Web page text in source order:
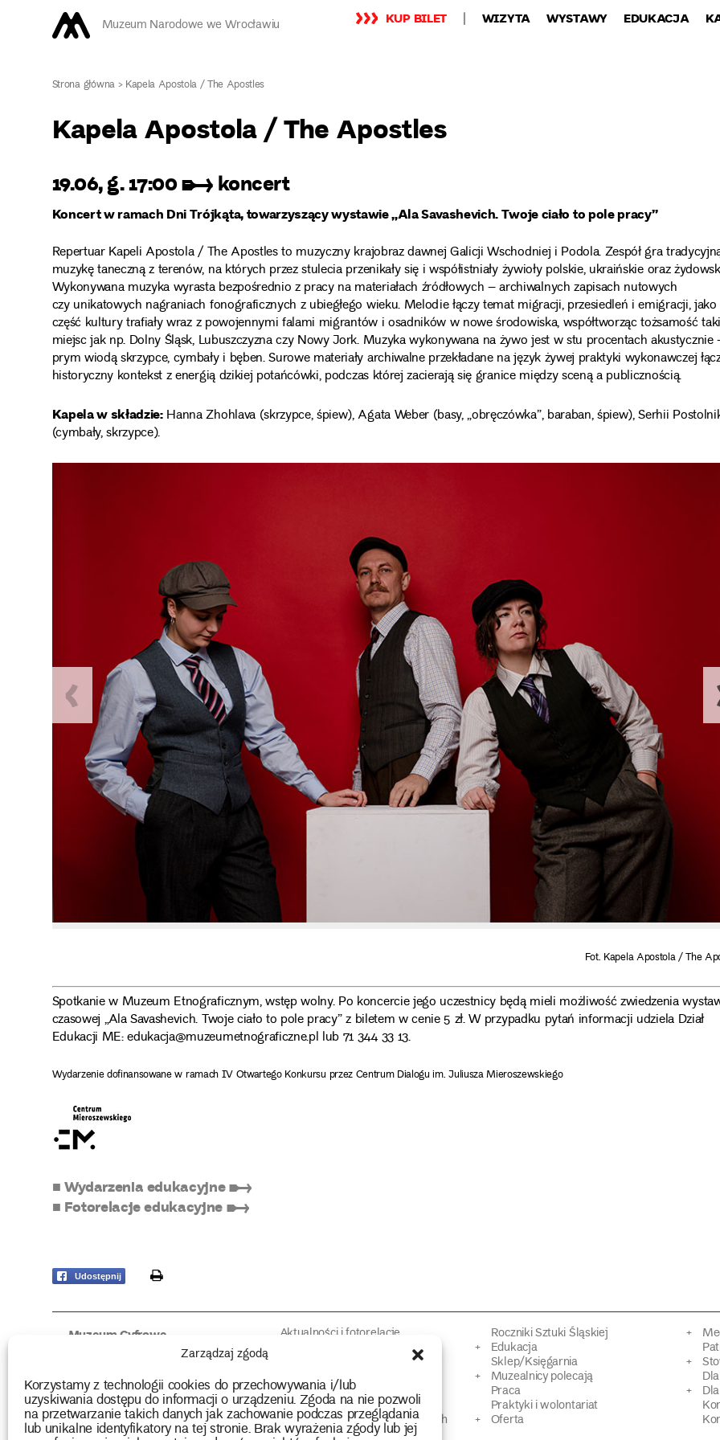
Zarządzaj zgodą
Korzystamy z technologii cookies do przechowywania i/lub
uzyskiwania dostępu do informacji o urządzeniu. Zgoda na nie pozwoli
na przetwarzanie takich danych jak zachowanie podczas przeglądania
lub unikalne identyfikatory na tej stronie. Brak wyrażenia zgody lub jej
Muzeum Narodowe we Wrocławiu KUP BILET WIZYTA WYSTAWY EDUKACJA
Strona główna>Kapela Apostola / The Apostles
Kapela Apostola / The Apostles
19.06, g. 17:00 ➸ koncert
Koncert w ramach Dni Trójkąta, towarzyszący wystawie „Ala Savashevich. Twoje ciało to pole pracy”
Repertuar Kapeli Apostola / The Apostles to muzyczny krajobraz dawnej Galicji Wschodniej i Podola. Zespół gra
muzykę taneczną z terenów, na których przez stulecia przenikały się i współistniały żywioły polskie, ukraińskie oraz
Wykonywana muzyka wyrasta bezpośrednio z pracy na materiałach źródłowych – archiwalnych zapisach nutowych
czy unikatowych nagraniach fonograficznych z ubiegłego wieku. Melodie łączy temat migracji, przesiedleń i emigracji, jako
część kultury trafiały wraz z powojennymi falami migrantów i osadników w nowe środowiska, współtworząc tożsamość
miejsc jak np. Dolny Śląsk, Lubuszczyzna czy Nowy Jork. Muzyka wykonywana na żywo jest w stu procentach akustycznie
prym wiodą skrzypce, cymbały i bęben. Surowe materiały archiwalne przekładane na język żywej praktyki wykonawczej
historyczny kontekst z energią dzikiej potańcówki, podczas której zacierają się granice między sceną a publicznością.
Kapela w składzie:Hanna Zhohlava (skrzypce, śpiew), Agata Weber (basy, „obręczówka”, baraban, śpiew), Serhii
(cymbały, skrzypce).
Fot. Kapela Apostola / The
Spotkanie w Muzeum Etnograficznym, wstęp wolny. Po koncercie jego uczestnicy będą mieli możliwość zwiedzenia
czasowej „Ala Savashevich. Twoje ciało to pole pracy” z biletem w cenie 5 zł. W przypadku pytań informacji udziela Dział
Edukacji ME: edukacja@muzeumetnograficzne.pl lub 71 344 33 13.
Wydarzenie dofinansowane w ramach IV Otwartego Konkursu przez Centrum Dialogu im. Juliusza Mieroszewskiego
■ Wydarzenia edukacyjne ➸
■ Fotorelacje edukacyjne ➸
Udostępnij print
Muzeum Cyfrowe
Użyczenia obiektów
Biblioteka
Wydawnictwo
Multimedia
Aktualności i fotorelacje
Muzealne rozmowy
Kolekcja
Europejskie Dni Dziedzictwa
Programy badań strat wojennych
Roczniki Sztuki Śląskiej
Edukacja
Sklep/Księgarnia
Muzealnicy polecają
Praca
Praktyki i wolontariat
Oferta